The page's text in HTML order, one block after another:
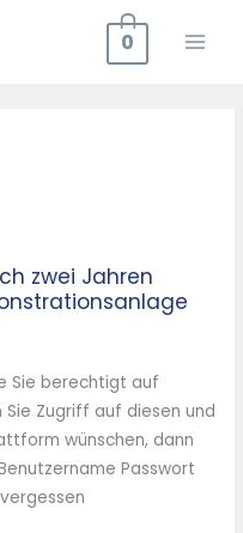
0
zwei Jahren
Sie berechtigt auf
Sie Zugriff auf diesen und
wünschen, dann
Passwort